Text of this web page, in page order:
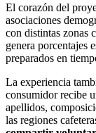
El corazón del
asociaciones
con distintas zonas
genera porcentajes
preparados en
La experiencia
consumidor recibe
apellidos,
las regiones